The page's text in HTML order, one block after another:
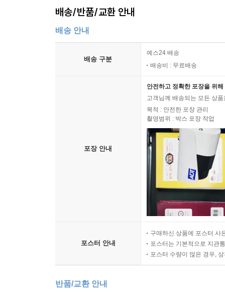
배송/반품/교환 안내
배송 안내
배송 구분
예스24 배송
배송비 : 무료배송
포장 안내
안전하고 정확한 포장을 위
고객님께 배송되는 모든 상
목적 : 안전한 포장 관리
촬영범위 : 박스 포장 작업
포스터 안내
구매하신 상품에 포스터 사
포스터는 기본적으로 지관
포스터 수량이 많은 경우,
반품/교환 안내